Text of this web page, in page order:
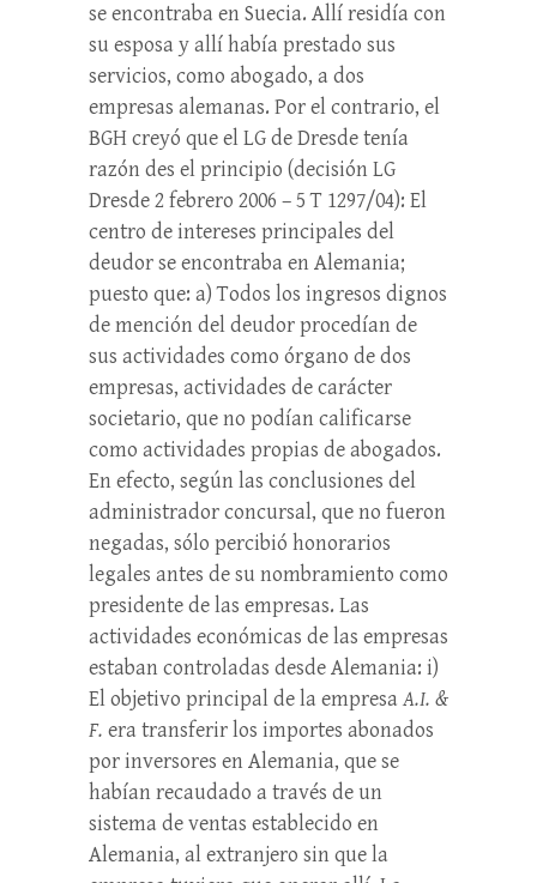
se encontraba en Suecia. Allí residía con
su esposa y allí había prestado sus
servicios, como abogado, a dos
empresas alemanas. Por el contrario, el
BGH creyó que el LG de Dresde tenía
razón des el principio (decisión LG
Dresde 2 febrero 2006 – 5 T 1297/04): El
centro de intereses principales del
deudor se encontraba en Alemania;
puesto que: a) Todos los ingresos dignos
de mención del deudor procedían de
sus actividades como órgano de dos
empresas, actividades de carácter
societario, que no podían calificarse
como actividades propias de abogados.
En efecto, según las conclusiones del
administrador concursal, que no fueron
negadas, sólo percibió honorarios
legales antes de su nombramiento como
presidente de las empresas. Las
actividades económicas de las empresas
estaban controladas desde Alemania: i)
El objetivo principal de la empresa A.I. &
F. era transferir los importes abonados
por inversores en Alemania, que se
habían recaudado a través de un
sistema de ventas establecido en
Alemania, al extranjero sin que la